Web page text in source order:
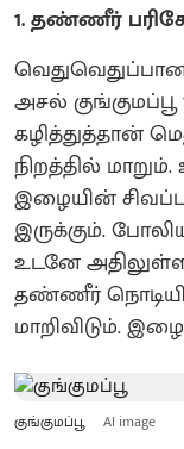
1. தண்ணீர்
அசல் குங்குமப்பூ
கழித்துத்தான்
நிறத்தில்
இழையின்
இருக்கும்.
உடனே
தண்ணீர் நொடியில்
மாறிவிடும்.
குங்குமப்பூ AI image